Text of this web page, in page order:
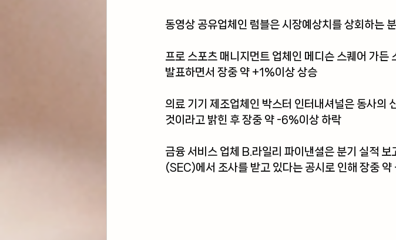
동영상 공유업체인 럼블은 시장예상치를 상회하는
프로 스포츠 매니지먼트 업체인 메디슨 스퀘어 가든
발표하면서 장중 약 +1%이상 상승
의료 기기 제조업체인 박스터 인터내셔널은 동사의
것이라고 밝힌 후 장중 약 -6%이상 하락
금융 서비스 업체 B.라일리 파이낸셜은 분기 실적 보
(SEC)에서 조사를 받고 있다는 공시로 인해 장중